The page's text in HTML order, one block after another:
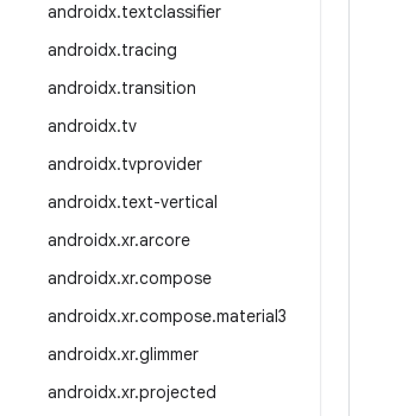
androidx.textclassifier
androidx.tracing
androidx.transition
androidx.tv
androidx.tvprovider
androidx.text-vertical
androidx.xr.arcore
androidx.xr.compose
androidx.xr.compose.material3
androidx.xr.glimmer
androidx.xr.projected